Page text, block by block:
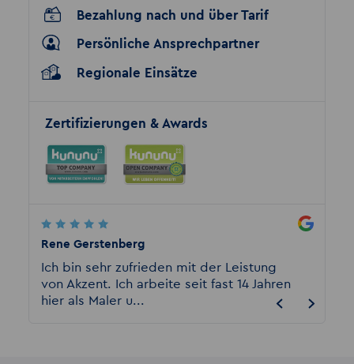
Bezahlung nach und über Tarif
Persönliche Ansprechpartner
Regionale Einsätze
Zertifizierungen & Awards
Rene Gerstenberg
Ich bin sehr zufrieden mit der Leistung
von Akzent. Ich arbeite seit fast 14 Jahren
hier als Maler u...